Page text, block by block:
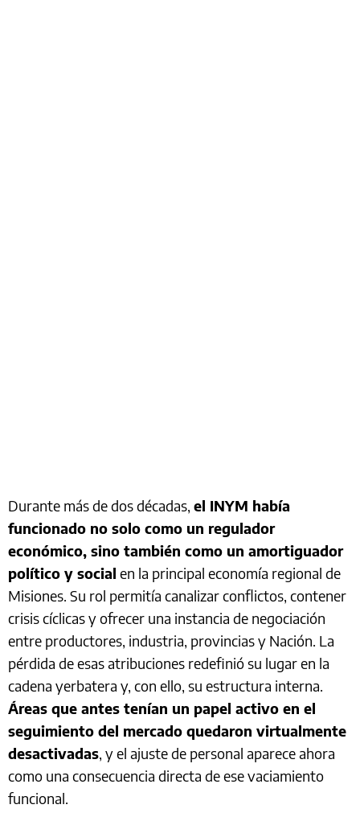
Durante más de dos décadas, el INYM había
funcionado no solo como un regulador
económico, sino también como un amortiguador
político y social en la principal economía regional de
Misiones. Su rol permitía canalizar conflictos, contener
crisis cíclicas y ofrecer una instancia de negociación
entre productores, industria, provincias y Nación. La
pérdida de esas atribuciones redefinió su lugar en la
cadena yerbatera y, con ello, su estructura interna.
Áreas que antes tenían un papel activo en el
seguimiento del mercado quedaron virtualmente
desactivadas, y el ajuste de personal aparece ahora
como una consecuencia directa de ese vaciamiento
funcional.